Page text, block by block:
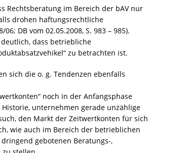
Rechtsberatung im Bereich der bAV nur
drohen haftungsrechtliche
DB vom 02.05.2008, S. 983 – 985).
dass betriebliche
zu betrachten ist.
sich die o. g. Tendenzen ebenfalls
noch in der Anfangsphase
unternehmen gerade unzählige
den Markt der Zeitwertkonten für sich
wie auch im Bereich der betrieblichen
gebotenen Beratungs-,